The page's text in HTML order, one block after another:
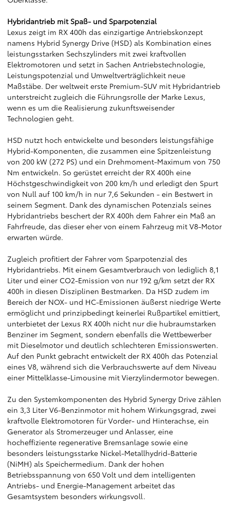
Hybridantrieb mit Spaß- und Sparpotenzial
Lexus zeigt im RX 400h das einzigartige Antriebskonzept
namens Hybrid Synergy Drive (HSD) als Kombination eines
leistungsstarken Sechszylinders mit zwei kraftvollen
Elektromotoren und setzt in Sachen Antriebstechnologie,
Leistungspotenzial und Umweltverträglichkeit neue
Maßstäbe. Der weltweit erste Premium-SUV mit Hybridantrieb
unterstreicht zugleich die Führungsrolle der Marke Lexus,
wenn es um die Realisierung zukunftsweisender
Technologien geht.
HSD nutzt hoch entwickelte und besonders leistungsfähige
Hybrid-Komponenten, die zusammen eine Spitzenleistung
von 200 kW (272 PS) und ein Drehmoment-Maximum von 750
Nm entwickeln. So gerüstet erreicht der RX 400h eine
Höchstgeschwindigkeit von 200 km/h und erledigt den Spurt
von Null auf 100 km/h in nur 7,6 Sekunden - ein Bestwert in
seinem Segment. Dank des dynamischen Potenzials seines
Hybridantriebs beschert der RX 400h dem Fahrer ein Maß an
Fahrfreude, das dieser eher von einem Fahrzeug mit V8-Motor
erwarten würde.
Zugleich profitiert der Fahrer vom Sparpotenzial des
Hybridantriebs. Mit einem Gesamtverbrauch von lediglich 8,1
Liter und einer CO2-Emission von nur 192 g/km setzt der RX
400h in diesen Disziplinen Bestmarken. Da HSD zudem im
Bereich der NOX- und HC-Emissionen äußerst niedrige Werte
ermöglicht und prinzipbedingt keinerlei Rußpartikel emittiert,
unterbietet der Lexus RX 400h nicht nur die hubraumstarken
Benziner im Segment, sondern ebenfalls die Wettbewerber
mit Dieselmotor und deutlich schlechteren Emissionswerten.
Auf den Punkt gebracht entwickelt der RX 400h das Potenzial
eines V8, während sich die Verbrauchswerte auf dem Niveau
einer Mittelklasse-Limousine mit Vierzylindermotor bewegen.
Zu den Systemkomponenten des Hybrid Synergy Drive zählen
ein 3,3 Liter V6-Benzinmotor mit hohem Wirkungsgrad, zwei
kraftvolle Elektromotoren für Vorder- und Hinterachse, ein
Generator als Stromerzeuger und Anlasser, eine
hocheffiziente regenerative Bremsanlage sowie eine
besonders leistungsstarke Nickel-Metallhydrid-Batterie
(NiMH) als Speichermedium. Dank der hohen
Betriebsspannung von 650 Volt und dem intelligenten
Antriebs- und Energie-Management arbeitet das
Gesamtsystem besonders wirkungsvoll.